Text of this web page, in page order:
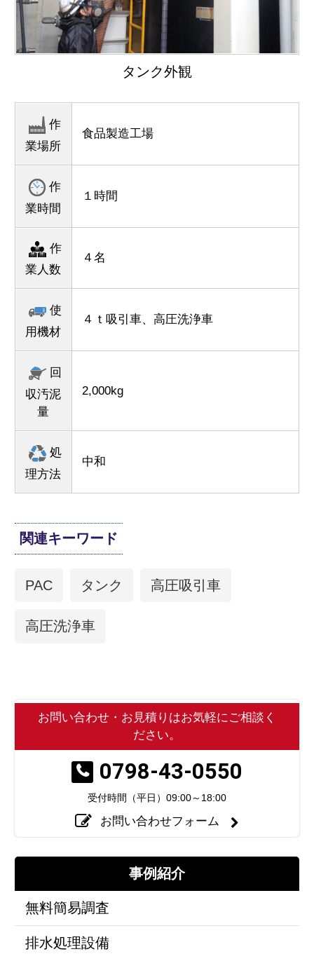
タンク外観
作
業場所
食品製造工場
作
業時間
１時間
作
業人数
４名
使
用機材
４ｔ吸引車、高圧洗浄車
回
収汚泥
量
2,000kg
処
理方法
中和
関連キーワード
PAC タンク 高圧吸引車
高圧洗浄車
お問い合わせ・お見積りはお気軽にご相談く
ださい。
0798-43-0550
受付時間（平日） 09:00～18:00
お問い合わせフォーム
事例紹介
無料簡易調査
排水処理設備